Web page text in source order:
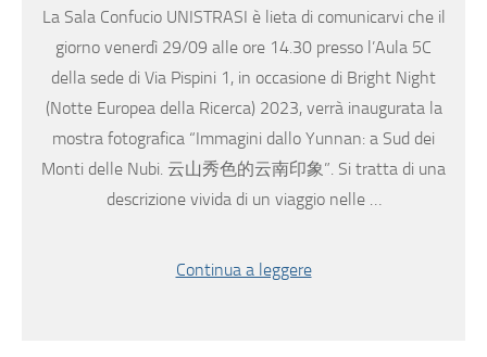
La Sala Confucio UNISTRASI è lieta di comunicarvi che il
giorno venerdì 29/09 alle ore 14.30 presso l’Aula 5C
della sede di Via Pispini 1, in occasione di Bright Night
(Notte Europea della Ricerca) 2023, verrà inaugurata la
mostra fotografica “Immagini dallo Yunnan: a Sud dei
Monti delle Nubi. 云山秀色的云南印象”. Si tratta di una
descrizione vivida di un viaggio nelle …
Continua a leggere